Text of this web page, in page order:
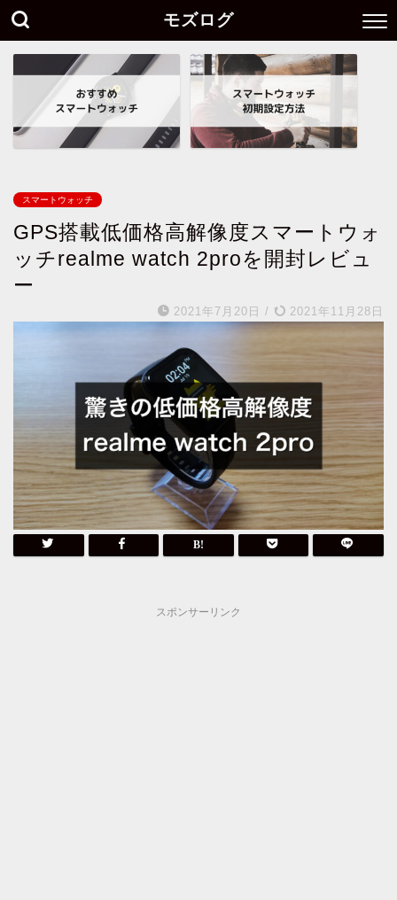
モズログ
スマートウォッチ
GPS搭載低価格高解像度スマートウォ
ッチrealme watch 2proを開封レビュ
ー
2021年7月20日 / 2021年11月28日
スポンサーリンク